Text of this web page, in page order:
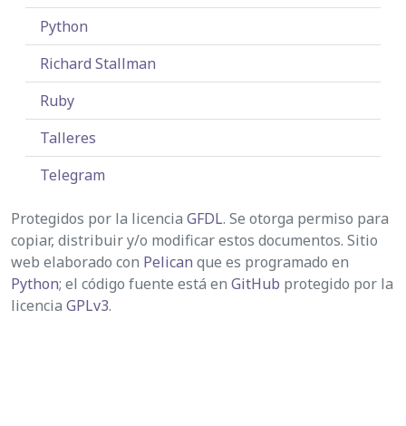
Python
Richard Stallman
Ruby
Talleres
Telegram
Protegidos por la licencia GFDL. Se otorga permiso para
copiar, distribuir y/o modificar estos documentos. Sitio
web elaborado con Pelican que es programado en
Python; el código fuente está en GitHub protegido por la
licencia GPLv3.